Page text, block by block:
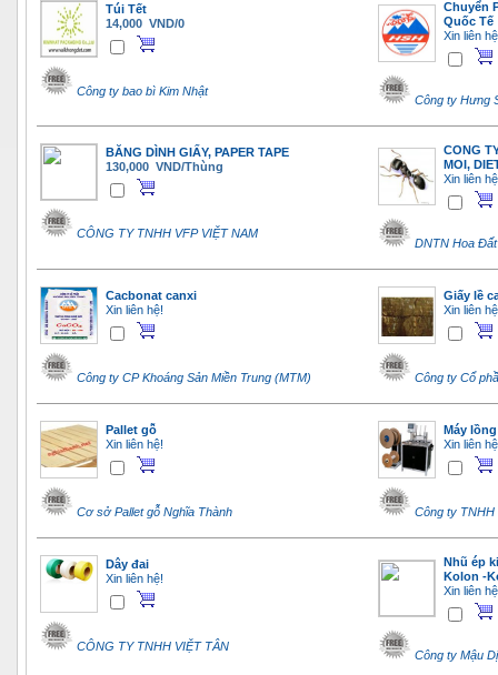
Túi Tết
14,000 VND/0
Công ty bao bì Kim Nhật
Chuyển
Quốc Tế
Xin liên
Công ty Hưng
BĂNG DÌNH GIẤY, PAPER TAPE
130,000 VND/Thùng
CÔNG TY TNHH VFP VIỆT NAM
CONG
MOI,
Xin liên
DNTN Hoa Đất
Cacbonat canxi
Xin liên hệ!
Công ty CP Khoáng Sản Miền Trung (MTM)
Giấy lề
Xin liên
Công ty Cổ
Pallet gỗ
Xin liên hệ!
Cơ sở Pallet gỗ Nghĩa Thành
Máy
Xin liên
Công ty
Dây đai
Xin liên hệ!
CÔNG TY TNHH VIỆT TÂN
Nhũ ép
Kolon -
Xin liên
Công ty Mậu